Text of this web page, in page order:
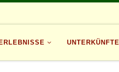
UNTERKÜNFTE